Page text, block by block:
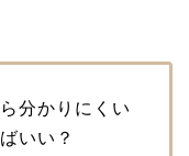
分かりにくい
いい？